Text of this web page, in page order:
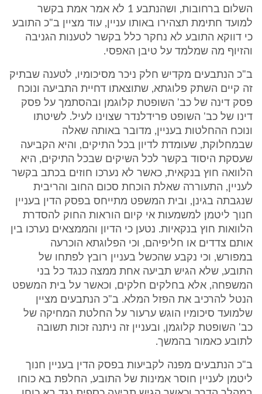
השלום ברחובות, ושהנתבע 1 לא אמר אמת בקשר
למועד חתימת תצהירו באותו עניין, עוד מציין ב"כ התובע
כי דווקא התובע לא נחקר כלל בקשר לטענות הגניבה
והזיוף מה שמלמד על טיבן האפסי.
ב"כ הנתבעים מקדיש חלק ניכר מסיכומיו, לטענה שבתיק
זה קיים השתק פלוגתא, שתוצאתו דחיית התביעה ונוכח
פסק דינה של כב' השופטת קלוגמן ובהסתמך על פסק
דינו של כב' השופט פרידלנדר שצוינו לעיל. לשיטתו
ונוכח ההחלטות בעניין, מדובר באותה שאלה
שבמחלוקת, שעומדת לדיון בכל התיקים, והיא הקביעה
שעסקת היסוד בקשר לכל השיקים שבכל התיקים, היא
הלוואה חוץ בנקאית, כאשר לא נערכו חוזים בכתב בקשר
לעניין, התעוררה שאלת הוכחת סכום החוב והריבית
שנגבתה בגינן, ובית המשפט מתייחס בפסק הדין בעניין
חנוך ליטמן למשמעות אי קיום הוראות החוק להסדרת
הלוואות חוץ בנקאיות. נטען כי הדיון והממצאים נערכו בין
אותם צדדים או חליפיהם, וכי הפלוגתא הוכרעה
במפורש, וכי נקבע שהכשל בעניין רובץ לפתחו של
התובע, שלא הגיש תביעה אחת ממצה כנגד כל בני
המשפחה, אלא בחלקים חלקים, וכאשר על בית המשפט
הנטל להרכיב את הפזל המלא. ב"כ הנתבעים מציין
שלמועד סיכומיו הוגש ערעור על החלטת המחיקה של
כב' השופטת קלוגמן, ובעניין זה ניתנה זכות תשובה
לתובע כאמור בהמשך.
ב"כ הנתבעים מפנה לקביעות בפסק הדין בעניין חנוך
ליטמן לעניין חוסר אמינות של התובע, החלפת בא כוחו